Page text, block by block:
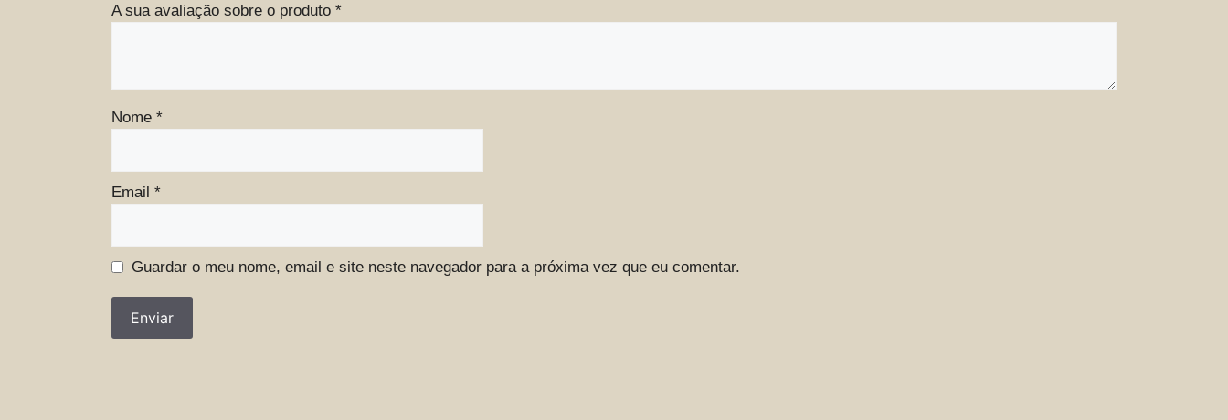
A sua avaliação sobre o produto *
Nome *
Email *
Guardar o meu nome, email e site neste navegador para a próxima vez que eu comentar.